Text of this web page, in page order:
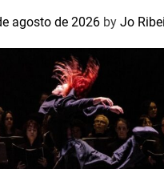
agosto de 2026 by Jo